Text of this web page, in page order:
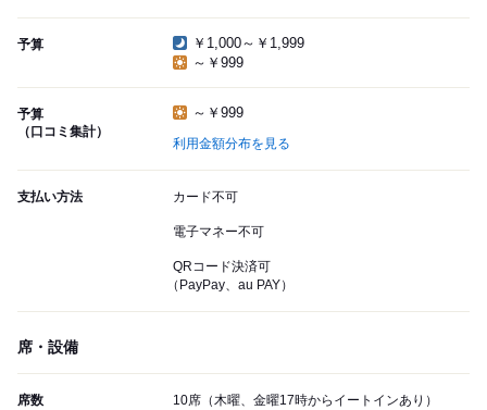
予算
￥1,000～￥1,999
～￥999
予算
（口コミ集計）
～￥999
利用金額分布を見る
支払い方法 カード不可
電子マネー不可
QRコード決済可
（PayPay、au PAY）
席・設備
席数 10席（木曜、金曜17時からイートインあり）